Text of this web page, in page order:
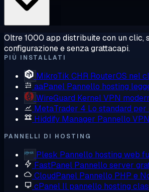
Oltre 1000 app distribuite con un clic,
configurazione e senza grattacapi.
PIÙ INSTALLATI
MikroTik CHR RouterOS nel
aaPanel Pannello hosting
WireGuard Kernel VPN
MetaTrader 4 Lo standard
Hiddify Manager Pannello
PANNELLI DI HOSTING
Plesk Pannello hosting web
FastPanel Pannello server
CloudPanel Pannello PHP e
cPanel Il pannello hosting